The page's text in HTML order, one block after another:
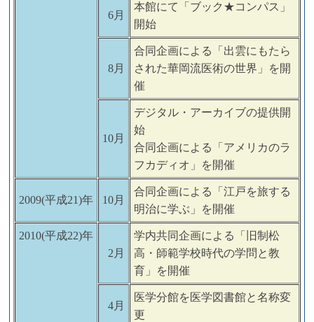
6月
本館にて「ブック★コンパス」
開始
8月
合同企画による「出雲にもたら
された華岡流医術の世界」を開
催
10月
デジタル・アーカイブの提供開
始
合同企画による「アメリカのラ
フカディオ」を開催
2009(平成21)年 10月
合同企画による「江戸を旅する
明治に学ぶ」を開催
2010(平成22)年
2月
学内共同企画による「旧制松
高・師範学校時代の学問と教
育」を開催
4月
医学分館を医学図書館と名称変
更